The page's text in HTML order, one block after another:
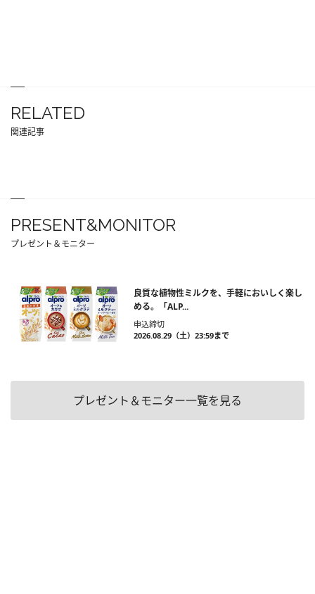
RELATED
関連記事
PRESENT&MONITOR
プレゼント＆モニター
良質な植物性ミルクを、手軽においしく楽し
める。「ALP...
申込締切
2026.08.29（土）23:59まで
プレゼント＆モニター一覧を見る